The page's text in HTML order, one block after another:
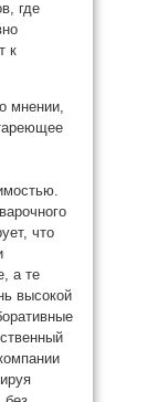
где
к
мнении,
что
а те
высокой